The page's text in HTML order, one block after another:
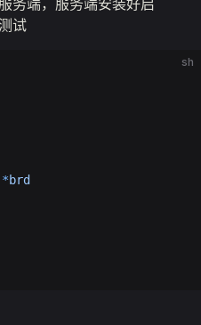
务端，服务端安装好启
试
sh
*brd